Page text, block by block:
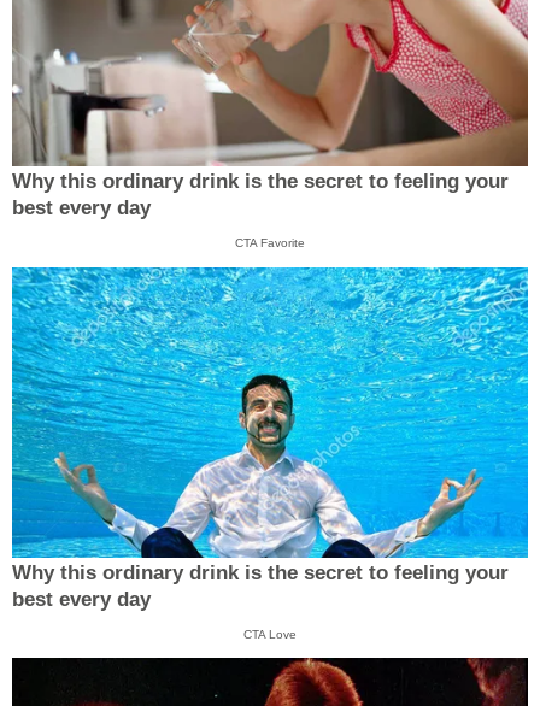
Why this ordinary drink is the secret to feeling your
best every day
CTA Favorite
Why this ordinary drink is the secret to feeling your
best every day
CTA Love